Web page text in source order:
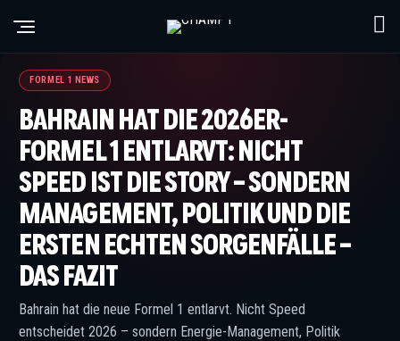
FORMEL 1 NEWS
BAHRAIN HAT DIE 2026ER-
FORMEL 1 ENTLARVT: NICHT
SPEED IST DIE STORY – SONDERN
MANAGEMENT, POLITIK UND DIE
ERSTEN ECHTEN SORGENFÄLLE –
DAS FAZIT
Bahrain hat die neue Formel 1 entlarvt. Nicht Speed
entscheidet 2026 – sondern Energie-Management, Politik